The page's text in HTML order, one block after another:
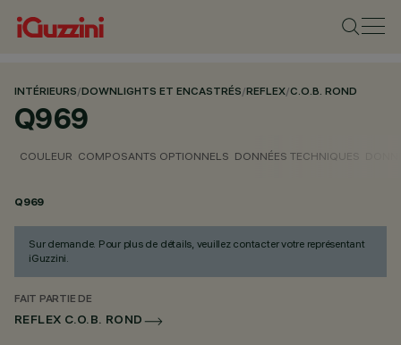
INTÉRIEURS/DOWNLIGHTS ET ENCASTRÉS/REFLEX/C.O.B. ROND
Q969
COULEUR COMPOSANTS OPTIONNELS DONNÉES TECHNIQUES
Q969
Sur demande. Pour plus de détails, veuillez contacter votre représentant
iGuzzini.
FAIT PARTIE DE
REFLEX C.O.B. ROND